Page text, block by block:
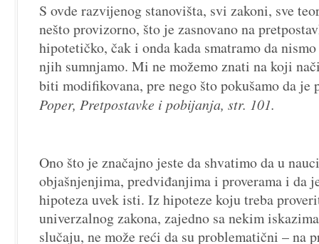
S ovde razvijenog stanovišta, svi zakoni, sve
nešto provizorno, što je zasnovano na
hipotetičko, čak i onda kada smatramo da
njih sumnjamo. Mi ne možemo znati na koji
biti modifikovana, pre nego što pokušamo da je
Poper, Pretpostavke i pobijanja, str. 101.
Ono što je značajno jeste da shvatimo da u
objašnjenjima, predviđanjima i proverama i da
hipoteza uvek isti. Iz hipoteze koju treba
univerzalnog zakona, zajedno sa nekim
slučaju, ne može reći da su problematični – na